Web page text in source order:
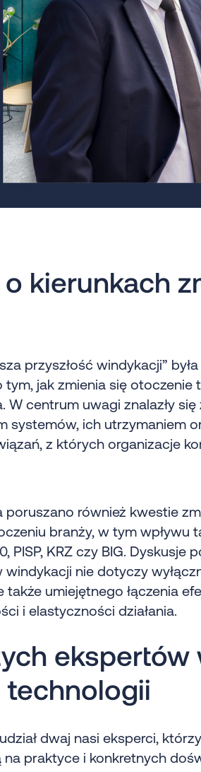
o kierunkach
przyszłość windykacji”
jak zmienia się otoczenie
W centrum uwagi znalazły się
systemów, ich utrzymaniem
z których organizacje
poruszano również kwestie
branży, w tym wpływu
PISP, KRZ czy BIG. Dyskusje
nie dotyczy
także umiejętnego łączenia
i elastyczności działania.
ekspertów
dwaj nasi eksperci,
praktyce i konkretnych